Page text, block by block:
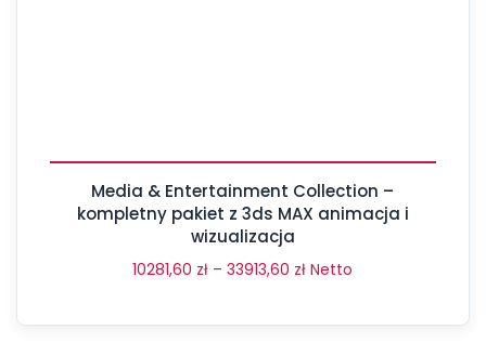
Media & Entertainment Collection –
kompletny pakiet z 3ds MAX animacja i
wizualizacja
10281,60 zł – 33913,60 zł Netto